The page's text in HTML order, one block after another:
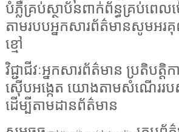
បំភ្លឺគ្រប់ស្ថាប័នពាក់ព័ន្ធគ្រប់ពេលម៉
តាមរបបអ្នកសារព័ត៌មានសូមអ
ខ្មៅ
វិជ្ជាជីវៈអ្នកសារព័ត៌មាន ប្រតិបត្
ស៊ើបអង្កេត យោងតាមសំណើររប
ដើម្បីតាមដានព័ត៌មាន